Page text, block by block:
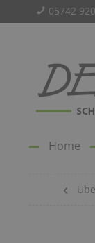
05742
Home